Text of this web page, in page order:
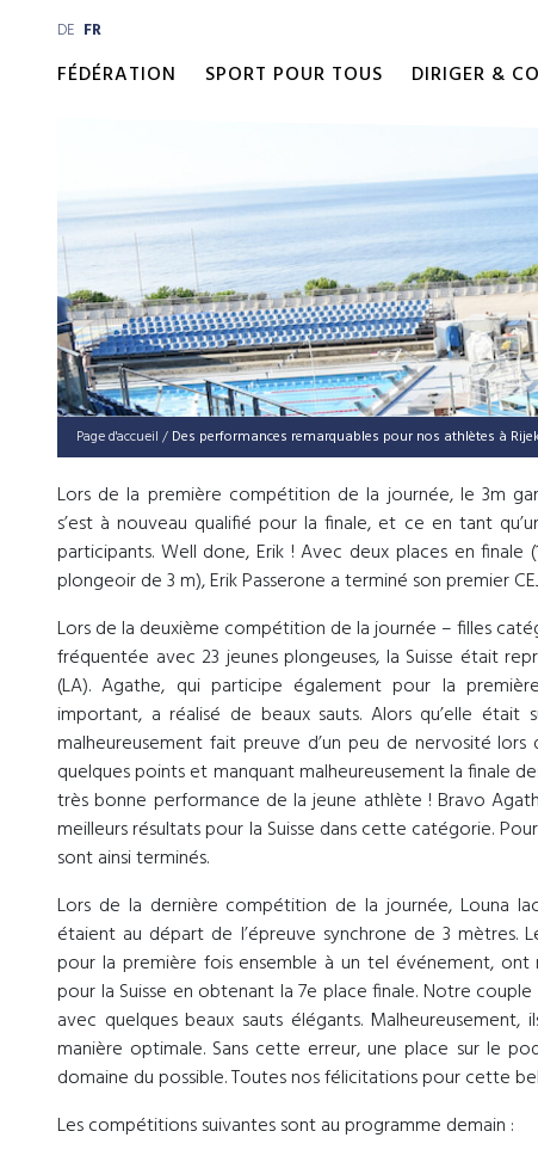
DE FR
FÉDÉRATION SPORT POUR TOUS DIRIGER &
Page d'accueil / Des per­for­mances remar­quables pour nos ath­lètes à
Lors de la première compétition de la journée, le 3m
s’est à nouveau qualifié pour la finale, et ce en tant
participants. Well done, Erik ! Avec deux places en
plongeoir de 3 m), Erik Passerone a terminé son premier
Lors de la deuxième compétition de la journée – filles
fréquentée avec 23 jeunes plongeuses, la Suisse était
(LA). Agathe, qui participe également pour la
important, a réalisé de beaux sauts. Alors qu’elle
malheureusement fait preuve d’un peu de nervosité
quelques points et manquant malheureusement la finale
très bonne performance de la jeune athlète ! Bravo
meilleurs résultats pour la Suisse dans cette catégorie. Pour
sont ainsi terminés.
Lors de la dernière compétition de la journée, Louna
étaient au départ de l’épreuve synchrone de 3 mètres.
pour la première fois ensemble à un tel événement, ont
pour la Suisse en obtenant la 7e place finale. Notre couple
avec quelques beaux sauts élégants. Malheureusement,
manière optimale. Sans cette erreur, une place sur le
domaine du possible. Toutes nos félicitations pour cette
Les compétitions suivantes sont au programme demain :